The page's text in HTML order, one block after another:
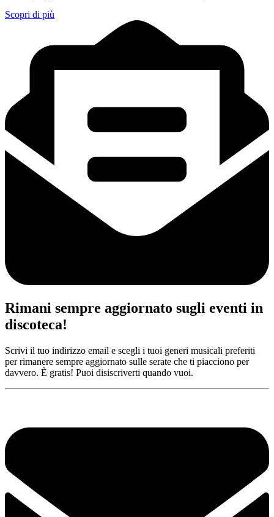
Scopri di più
Rimani sempre aggiornato sugli eventi in
discoteca!
Scrivi il tuo indirizzo email e scegli i tuoi generi musicali preferiti
per rimanere sempre aggiornato sulle serate che ti piacciono per
davvero. È gratis! Puoi disiscriverti quando vuoi.